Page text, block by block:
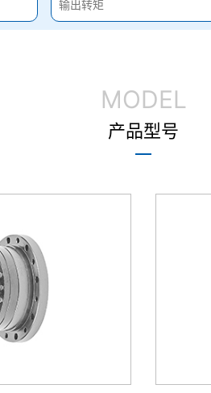
MODEL
产品型号